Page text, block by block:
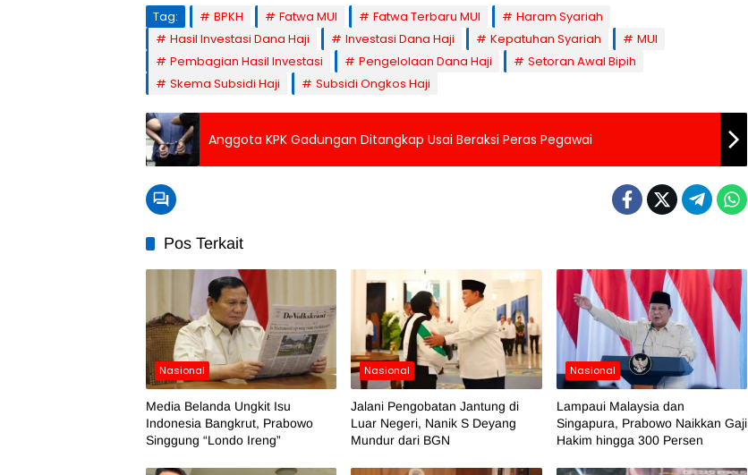
Tag: BPKH Fatwa MUI Fatwa Terbaru MUI
Haram Syariah
Hasil Investasi Dana Haji
Investasi Dana Haji Kepatuhan Syariah
MUI
Pembagian Hasil Investasi
Pengelolaan Dana Haji
Setoran Awal Bipih
Skema Subsidi Haji
Subsidi Ongkos Haji
Anggota KPK Gadungan Ditangkap Usai Beraksi Peras Pegawai
Pos Terkait
Nasional
Media Belanda Ungkit Isu
Indonesia Bangkrut, Prabowo
Singgung “Londo Ireng”
Nasional
Jalani Pengobatan Jantung di
Luar Negeri, Nanik S Deyang
Mundur dari BGN
Nasional
Lampaui Malaysia dan
Singapura, Prabowo Naikkan Gaji
Hakim hingga 300 Persen